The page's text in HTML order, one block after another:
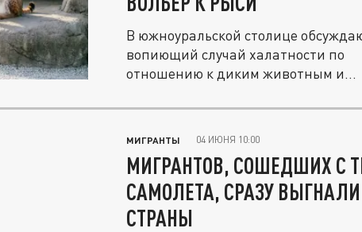
В южноуральской столице
вопиющий случай халатности по
отношению к диким животным и
МИГРАНТЫ 04 ИЮНЯ 10:00
МИГРАНТОВ, СОШЕДШИХ С
САМОЛЕТА, СРАЗУ
СТРАНЫ